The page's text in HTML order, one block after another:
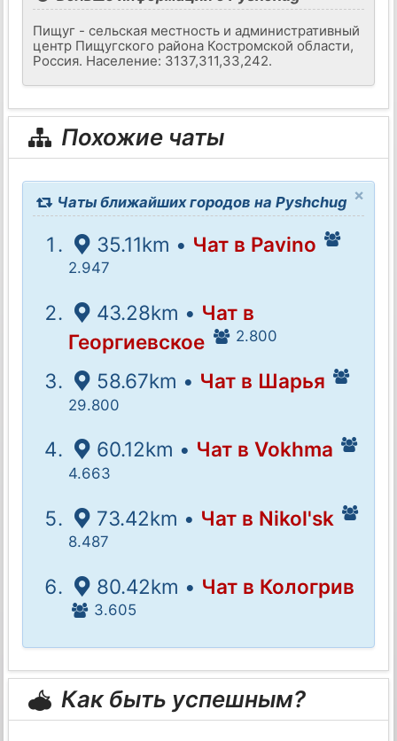
Пищуг - сельская местность и административный
центр Пищугского района Костромской области,
Россия. Население: 3137,311,33,242.
Похожие чаты
×
Чаты ближайших городов на Pyshchug
35.11km • Чат в Pavino
2.947
43.28km • Чат в
Георгиевское
2.800
58.67km • Чат в Шарья
29.800
60.12km • Чат в Vokhma
4.663
73.42km • Чат в Nikol'sk
8.487
80.42km • Чат в Кологрив
3.605
Как быть успешным?